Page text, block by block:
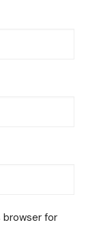
browser for